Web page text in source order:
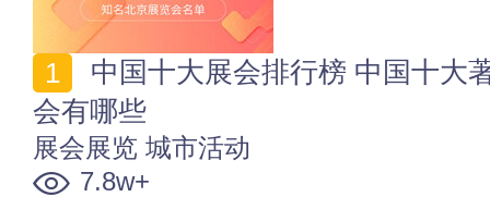
会有哪些
展会展览 城市活动
7.8w+